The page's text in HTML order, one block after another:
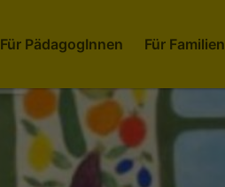
Für PädagogInnen Für Familien